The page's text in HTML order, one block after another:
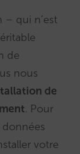
– qui n’est
de
nous
de
. Pour
données
votre